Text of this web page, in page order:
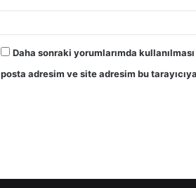
Daha sonraki yorumlarımda
posta adresim ve site adresim bu